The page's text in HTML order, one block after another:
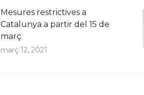
Mesures restrictives a
Catalunya a partir del 15 de
març
març 12, 2021